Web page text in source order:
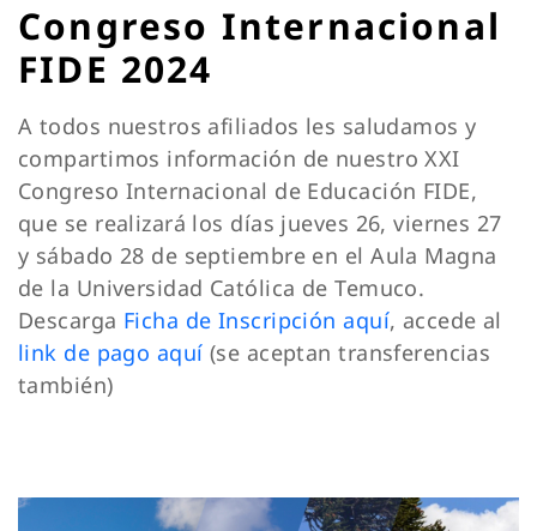
Congreso Internacional
FIDE 2024
A todos nuestros afiliados les saludamos y
compartimos información de nuestro XXI
Congreso Internacional de Educación FIDE,
que se realizará los días jueves 26, viernes 27
y sábado 28 de septiembre en el Aula Magna
de la Universidad Católica de Temuco.
Descarga Ficha de Inscripción aquí, accede al
link de pago aquí (se aceptan transferencias
también)